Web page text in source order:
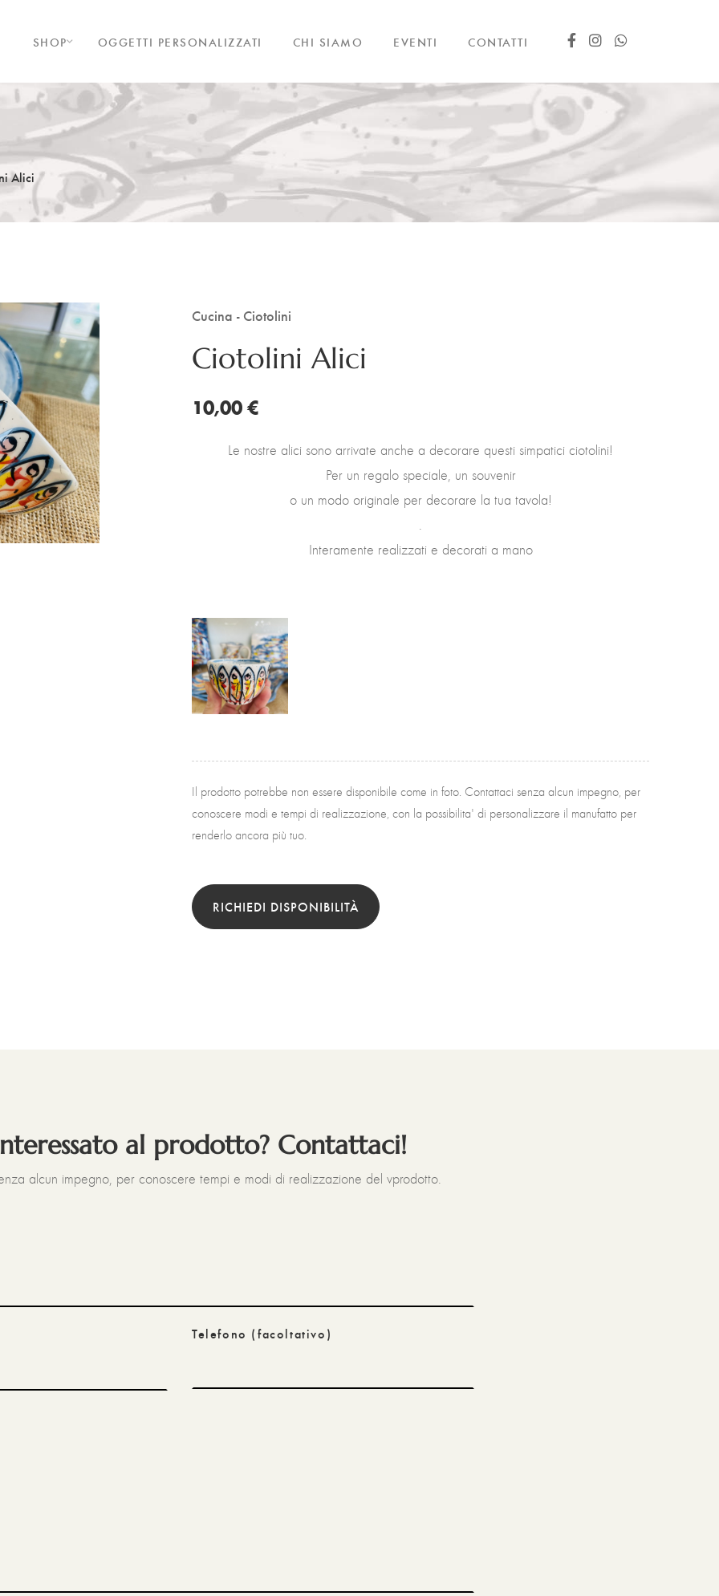
SHOP OGGETTI PERSONALIZZATI CHI SIAMO EVENTI CONTATTI
Alici
Cucina - Ciotolini
Ciotolini Alici
10,00 €
Le nostre alici sono arrivate anche a decorare questi simpatici ciotolini!
Per un regalo speciale, un souvenir
o un modo originale per decorare la tua tavola!
.
Interamente realizzati e decorati a mano
Il prodotto potrebbe non essere disponibile come in foto. Contattaci senza alcun impegno, per
conoscere modi e tempi di realizzazione, con la possibilita' di personalizzare il manufatto per
renderlo ancora più tuo.
RICHIEDI DISPONIBILITÀ
al prodotto? Contattaci!
alcun impegno, per conoscere tempi e modi di realizzazione del vprodotto.
Telefono (facoltativo)